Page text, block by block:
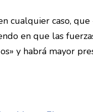
cualquier caso, que
en que las
y habrá mayor